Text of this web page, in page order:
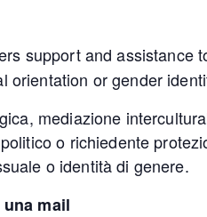
support and assistance
orientation or gender
mediazione
o richiedente
o identità di genere.
mail